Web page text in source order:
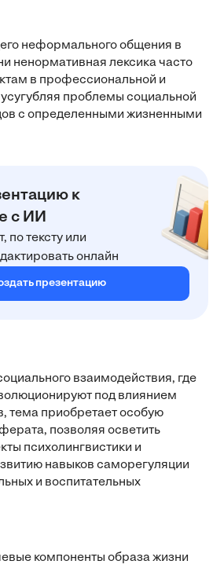
неформального общения в
ненормативная лексика часто
в профессиональной и
проблемы социальной
с определенными жизненными
к
с ИИ
по тексту или
онлайн
презентацию
взаимодействия, где
под влиянием
тема приобретает особую
позволяя осветить
психолингвистики и
навыков саморегуляции
и воспитательных
компоненты образа жизни